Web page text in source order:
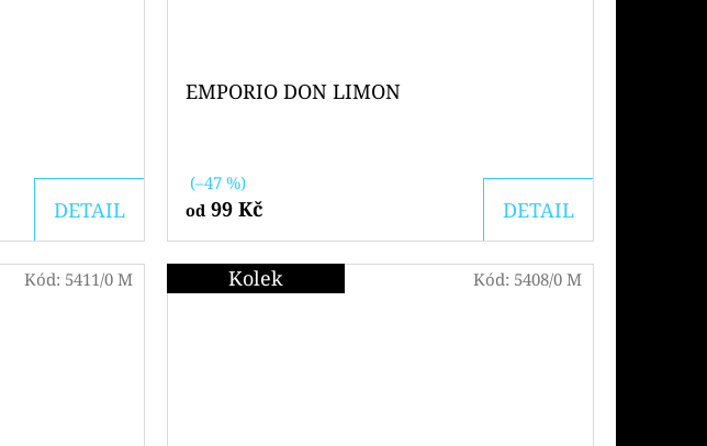
DETAIL
EMPORIO DON LIMON
(–47 %)
od 99 Kč DETAIL
Kód: 5411/0 M Kolek Kód: 5408/0 M